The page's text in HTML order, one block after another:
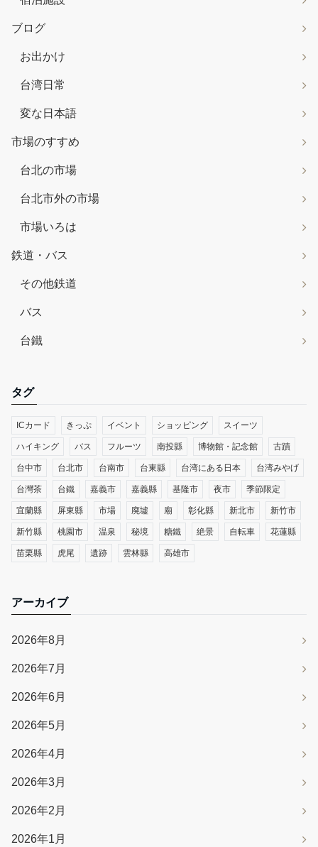
ブログ
お出かけ
台湾日常
変な日本語
市場のすすめ
台北の市場
台北市外の市場
市場いろは
鉄道・バス
その他鉄道
バス
台鐵
タグ
ICカード きっぷ イベント ショッピング スイーツ
ハイキング バス フルーツ 南投縣 博物館・記念館 古蹟
台中市 台北市 台南市 台東縣 台湾にある日本 台湾みやげ
台灣茶 台鐵 嘉義市 嘉義縣 基隆市 夜市 季節限定
宜蘭縣 屏東縣 市場 廃墟 廟 彰化縣 新北市 新竹市
新竹縣 桃園市 温泉 秘境 糖鐵 絶景 自転車 花蓮縣
苗栗縣 虎尾 遺跡 雲林縣 高雄市
アーカイブ
2026年8月
2026年7月
2026年6月
2026年5月
2026年4月
2026年3月
2026年2月
2026年1月